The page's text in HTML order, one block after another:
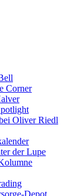
Corner
Oliver Riedl
der Lupe
Depot